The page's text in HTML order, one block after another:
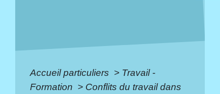
Accueil particuliers > Travail -
Formation > Conflits du travail dans